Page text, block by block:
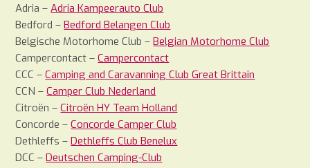
Adria –Adria Kampeerauto Club
Bedford –Bedford Belangen Club
Belgische Motorhome Club –Belgian Motorhome Club
Campercontact –Campercontact
CCC –Camping and Caravanning Club Great Brittain
CCN –Camper Club Nederland
Citroën –Citroën HY Team Holland
Concorde –Concorde Camper Club
Dethleffs –Dethleffs Club Benelux
DCC –Deutschen Camping-Club